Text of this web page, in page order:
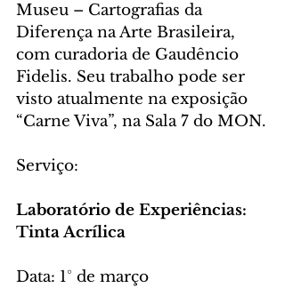
Museu – Cartografias da
Diferença na Arte Brasileira,
com curadoria de Gaudêncio
Fidelis. Seu trabalho pode ser
visto atualmente na exposição
“Carne Viva”, na Sala 7 do MON.
Serviço:
Laboratório de Experiências:
Tinta Acrílica
Data: 1° de março